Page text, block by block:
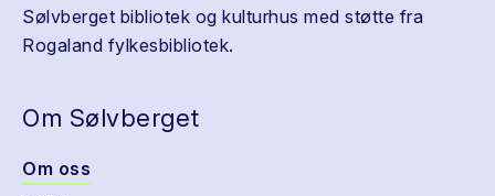
Sølvberget bibliotek og kulturhus med støtte fra
Rogaland fylkesbibliotek.
Om Sølvberget
Om oss